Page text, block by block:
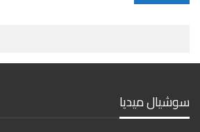
سوشيال ميديا